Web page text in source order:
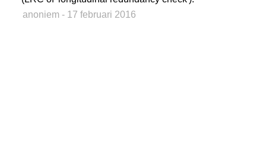
anoniem - 17 februari 2016